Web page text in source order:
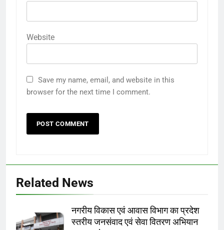
Website
Save my name, email, and website in this
browser for the next time I comment.
Related News
नगरीय विकास एवं आवास विभाग का प्रदेश
स्तरीय जनसंवाद एवं सेवा वितरण अभियान